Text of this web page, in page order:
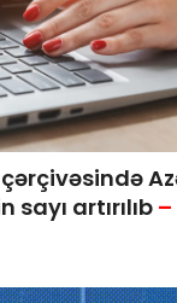
artırılıb –